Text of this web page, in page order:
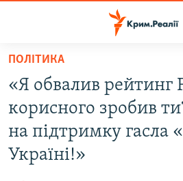
Перейти
основного
матеріалу
Перейти
до
основної
НОВИНИ
ВІДЕО ТА ФОТО
ПОЛІТИКА
ПОЛІТИКА
«Я обвалив рейтинг
корисного зробив
на підтримку гасла
Україні!»